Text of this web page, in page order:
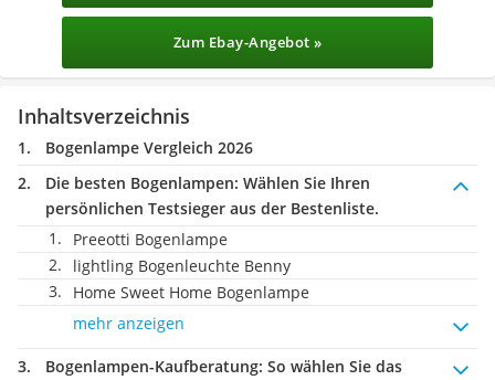
Zum Ebay-Angebot »
Inhaltsverzeichnis
Bogenlampe Vergleich 2026
Die besten Bogenlampen: Wählen Sie Ihren
persönlichen Testsieger aus der Bestenliste.
Preeotti Bogenlampe
lightling Bogenleuchte Benny
Home Sweet Home Bogenlampe
mehr anzeigen
Bogenlampen-Kaufberatung: So wählen Sie das